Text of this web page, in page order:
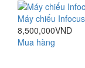
Máy chiếu
8,500,000VND
Mua hàng